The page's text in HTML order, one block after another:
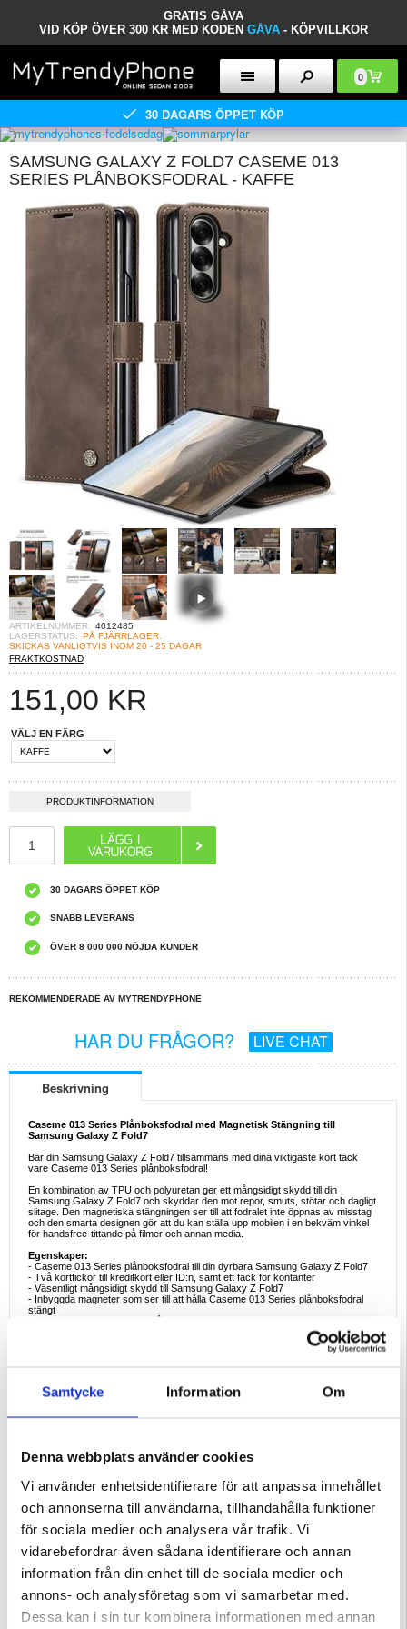
Samtycke Information Om
Denna webbplats använder cookies
Vi använder enhetsidentifierare för att anpassa innehållet
och annonserna till användarna, tillhandahålla funktioner
för sociala medier och analysera vår trafik. Vi
vidarebefordrar även sådana identifierare och annan
information från din enhet till de sociala medier och
annons- och analysföretag som vi samarbetar med.
Dessa kan i sin tur kombinera informationen med annan
GRATIS GÅVA
VID KÖP ÖVER 300 KR MED KODEN GÅVA - KÖPVILLKOR
0
30 DAGARS ÖPPET KÖP
SAMSUNG GALAXY Z FOLD7 CASEME 013
SERIES PLÅNBOKSFODRAL - KAFFE
ARTIKELNUMMER: 4012485
LAGERSTATUS: PÅ FJÄRRLAGER.
SKICKAS VANLIGTVIS INOM 20 - 25 DAGAR
FRAKTKOSTNAD
151,00 KR
VÄLJ EN FÄRG
PRODUKTINFORMATION
30 DAGARS ÖPPET KÖP
SNABB LEVERANS
ÖVER 8 000 000 NÖJDA KUNDER
REKOMMENDERADE AV MYTRENDYPHONE
HAR DU FRÅGOR? LIVE CHAT
Beskrivning
Caseme 013 Series Plånboksfodral med Magnetisk Stängning till
Samsung Galaxy Z Fold7
Bär din Samsung Galaxy Z Fold7 tillsammans med dina viktigaste kort tack
vare Caseme 013 Series plånboksfodral!
En kombination av TPU och polyuretan ger ett mångsidigt skydd till din
Samsung Galaxy Z Fold7 och skyddar den mot repor, smuts, stötar och dagligt
slitage. Den magnetiska stängningen ser till att fodralet inte öppnas av misstag
och den smarta designen gör att du kan ställa upp mobilen i en bekväm vinkel
för handsfree-tittande på filmer och annan media.
Egenskaper:
- Caseme 013 Series plånboksfodral till din dyrbara Samsung Galaxy Z Fold7
- Två kortfickor till kreditkort eller ID:n, samt ett fack för kontanter
- Väsentligt mångsidigt skydd till Samsung Galaxy Z Fold7
- Inbyggda magneter som ser till att hålla Caseme 013 Series plånboksfodral
stängt
EAN: 5714122551481